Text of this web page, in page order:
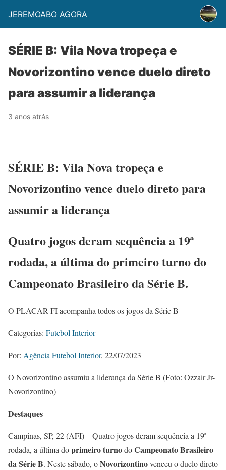
JEREMOABO AGORA
SÉRIE B: Vila Nova tropeça e
Novorizontino vence duelo direto
para assumir a liderança
3 anos atrás
SÉRIE B: Vila Nova tropeça e
Novorizontino vence duelo direto para
assumir a liderança
Quatro jogos deram sequência a 19ª
rodada, a última do primeiro turno do
Campeonato Brasileiro da Série B.
O PLACAR FI acompanha todos os jogos da Série B
Categorias: Futebol Interior
Por: Agência Futebol Interior, 22/07/2023
O Novorizontino assumiu a liderança da Série B (Foto: Ozzair Jr-
Novorizontino)
Destaques
Campinas, SP, 22 (AFI) – Quatro jogos deram sequência a 19ª
rodada, a última doprimeiro turnodoCampeonato Brasileiro
da Série B. Neste sábado, oNovorizontinovenceu o duelo direto